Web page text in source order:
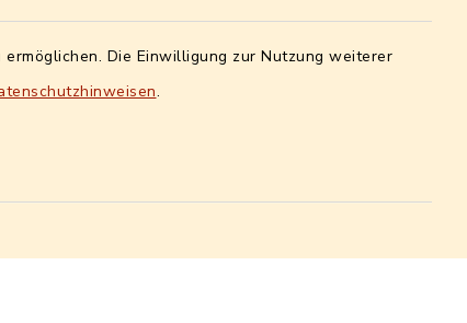
Die Einwilligung zur Nutzung weiterer
.
:
Digitales Amtsblatt
Info- und Mitteilungsblatt
Quicklinks extern